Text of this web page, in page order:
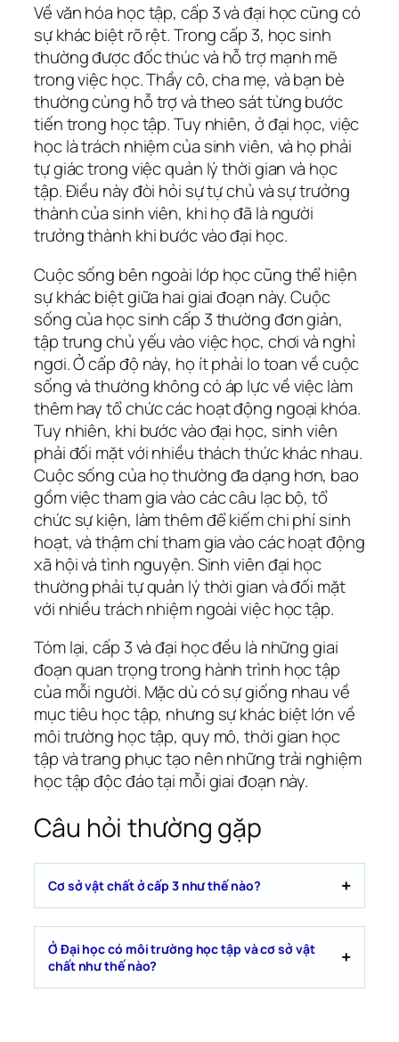
Về văn hóa học tập, cấp 3 và đại học cũng có
sự khác biệt rõ rệt. Trong cấp 3, học sinh
thường được đốc thúc và hỗ trợ mạnh mẽ
trong việc học. Thầy cô, cha mẹ, và bạn bè
thường cùng hỗ trợ và theo sát từng bước
tiến trong học tập. Tuy nhiên, ở đại học, việc
học là trách nhiệm của sinh viên, và họ phải
tự giác trong việc quản lý thời gian và học
tập. Điều này đòi hỏi sự tự chủ và sự trưởng
thành của sinh viên, khi họ đã là người
trưởng thành khi bước vào đại học.
Cuộc sống bên ngoài lớp học cũng thể hiện
sự khác biệt giữa hai giai đoạn này. Cuộc
sống của học sinh cấp 3 thường đơn giản,
tập trung chủ yếu vào việc học, chơi và nghỉ
ngơi. Ở cấp độ này, họ ít phải lo toan về cuộc
sống và thường không có áp lực về việc làm
thêm hay tổ chức các hoạt động ngoại khóa.
Tuy nhiên, khi bước vào đại học, sinh viên
phải đối mặt với nhiều thách thức khác nhau.
Cuộc sống của họ thường đa dạng hơn, bao
gồm việc tham gia vào các câu lạc bộ, tổ
chức sự kiện, làm thêm để kiếm chi phí sinh
hoạt, và thậm chí tham gia vào các hoạt động
xã hội và tình nguyện. Sinh viên đại học
thường phải tự quản lý thời gian và đối mặt
với nhiều trách nhiệm ngoài việc học tập.
Tóm lại, cấp 3 và đại học đều là những giai
đoạn quan trọng trong hành trình học tập
của mỗi người. Mặc dù có sự giống nhau về
mục tiêu học tập, nhưng sự khác biệt lớn về
môi trường học tập, quy mô, thời gian học
tập và trang phục tạo nên những trải nghiệm
học tập độc đáo tại mỗi giai đoạn này.
Câu hỏi thường gặp
Cơ sở vật chất ở cấp 3 như thế nào?
Ở Đại học có môi trường học tập và cơ sở vật
chất như thế nào?